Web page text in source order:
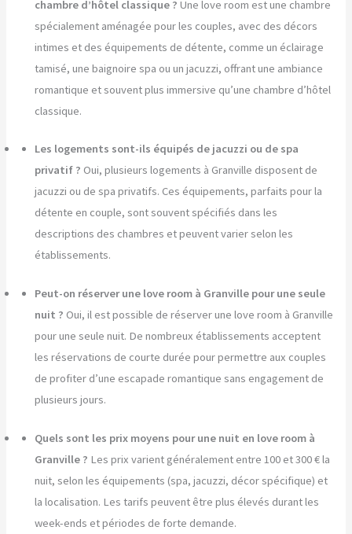
chambre d’hôtel classique ? Une love room est une chambre
spécialement aménagée pour les couples, avec des décors
intimes et des équipements de détente, comme un éclairage
tamisé, une baignoire spa ou un jacuzzi, offrant une ambiance
romantique et souvent plus immersive qu’une chambre d’hôtel
classique.
Les logements sont-ils équipés de jacuzzi ou de spa
privatif ? Oui, plusieurs logements à Granville disposent de
jacuzzi ou de spa privatifs. Ces équipements, parfaits pour la
détente en couple, sont souvent spécifiés dans les
descriptions des chambres et peuvent varier selon les
établissements.
Peut-on réserver une love room à Granville pour une seule
nuit ? Oui, il est possible de réserver une love room à Granville
pour une seule nuit. De nombreux établissements acceptent
les réservations de courte durée pour permettre aux couples
de profiter d’une escapade romantique sans engagement de
plusieurs jours.
Quels sont les prix moyens pour une nuit en love room à
Granville ? Les prix varient généralement entre 100 et 300 € la
nuit, selon les équipements (spa, jacuzzi, décor spécifique) et
la localisation. Les tarifs peuvent être plus élevés durant les
week-ends et périodes de forte demande.